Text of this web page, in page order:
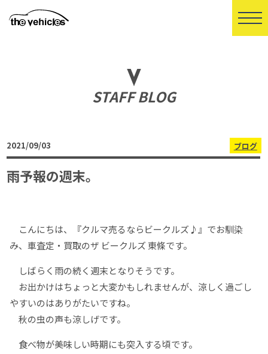
STAFF BLOG
雨予報の週末。
ブログ
2021/09/03
こんにちは、『クルマ売るならビークルズ♪』でお馴染
み、車査定・買取のザ ビークルズ 東條です。
しばらく雨の続く週末となりそうです。
お出かけはちょっと大変かもしれませんが、涼しく過ごし
やすいのはありがたいですね。
秋の虫の声も涼しげです。
食べ物が美味しい時期にも突入する頃です。